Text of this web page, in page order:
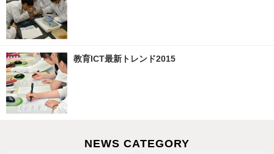
教育ICT最新トレンド2015
NEWS CATEGORY